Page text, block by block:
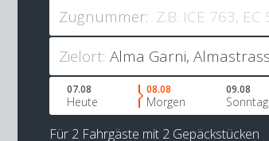
Zugnummer:
Zielort:
07.08
Heute
08.08
Morgen
09.08
Sonntag
Für 2 Fahrgäste mit 2 Gepäckstücken